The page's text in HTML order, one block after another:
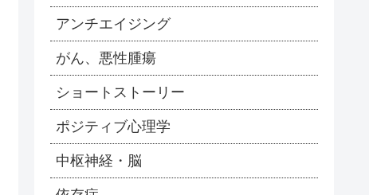
アンチエイジング
がん、悪性腫瘍
ショートストーリー
ポジティブ心理学
中枢神経・脳